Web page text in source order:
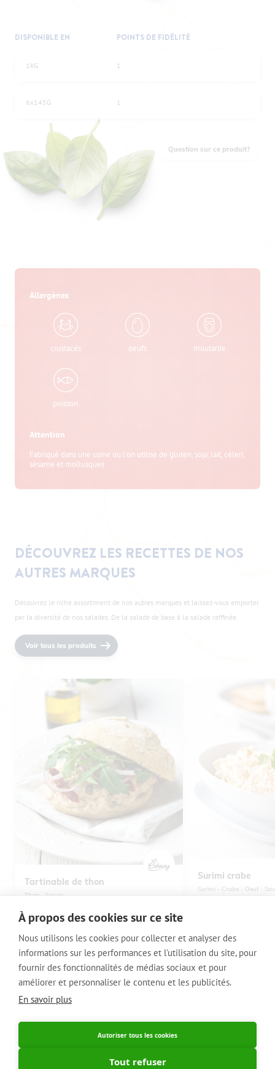
À propos des cookies sur ce site
Nous utilisons les cookies pour collecter et analyser des
informations sur les performances et l'utilisation du site, pour
fournir des fonctionnalités de médias sociaux et pour
améliorer et personnaliser le contenu et les publicités.
En savoir plus
Autoriser tous les cookies
Tout refuser
DISPONIBLE EN POINTS DE FIDÉLITÉ
1KG 1
6x145G 1
Question sur ce produit?
Allergènes
crustacés oeufs moutarde
poisson
Attention
Fabriqué dans une usine où l'on utilise de gluten, soja, lait, céleri,
sésame et mollusques
DÉCOUVREZ LES RECETTES DE NOS
AUTRES MARQUES
Découvrez le riche assortiment de nos autres marques et laissez-vous emporter
par la diversité de nos salades. De la salade de base à la salade raffinée.
Voir tous les produits
Tartinable de thon
Thon Sauce
Surimi crabe
Surimi Crabe Oeuf
Belgique / FR
België / NL
Belgique / FR
VOET
© 2014 - 2020 Signature Foods
Règlement des points de fidélité
Avis de confidentialité